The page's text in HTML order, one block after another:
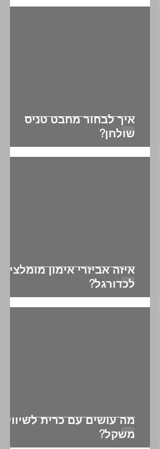
איך לבחור מחבט פאדל?
איך לבחור מחבט טניס
שולחן?
איזה אביזרי אימון מומלצים
לכדורגל?
מה עושים עם כרית לשיווי